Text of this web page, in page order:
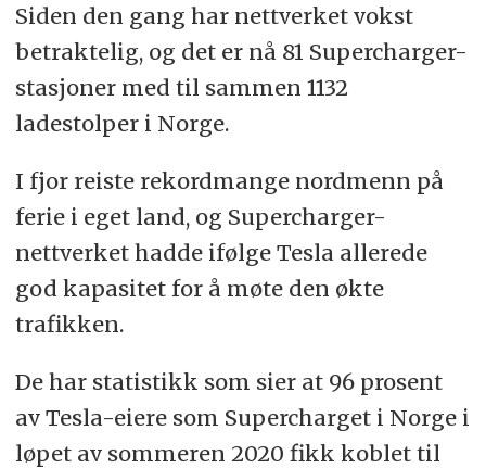
Siden den gang har nettverket vokst
betraktelig, og det er nå 81 Supercharger-
stasjoner med til sammen 1132
ladestolper i Norge.
I fjor reiste rekordmange nordmenn på
ferie i eget land, og Supercharger-
nettverket hadde ifølge Tesla allerede
god kapasitet for å møte den økte
trafikken.
De har statistikk som sier at 96 prosent
av Tesla-eiere som Supercharget i Norge i
løpet av sommeren 2020 fikk koblet til